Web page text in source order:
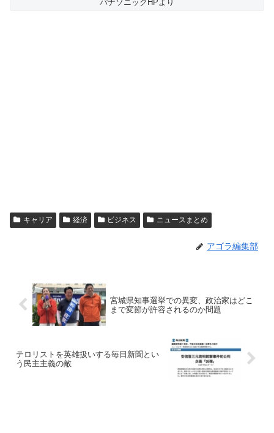
パナソニックHPより
キャリア 経済 ビジネス ニュースまとめ
アゴラ編集部
宮城県知事選挙での異変、政治家はどこ
まで変節が許容されるのか問題
テロリストを英雄扱いする毎日新聞とい
う民主主義の敵